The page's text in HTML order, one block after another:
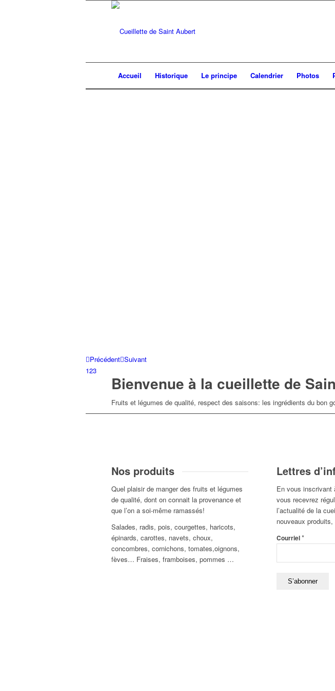
Accueil Historique Le principe Calendrier Photos
Précédent Suivant
123
Bienvenue à la cueillette de
Fruits et légumes de qualité, respect des saisons: les ingrédients du bon
Nos produits
Quel plaisir de manger des fruits et légumes
de qualité, dont on connait la provenance et
que l’on a soi-même ramassés!
Salades, radis, pois, courgettes, haricots,
épinards, carottes, navets, choux,
concombres, cornichons, tomates,oignons,
fèves… Fraises, framboises, pommes …
Lettres
En vous inscrivant
vous recevrez
l’actualité de la
nouveaux
Courriel*